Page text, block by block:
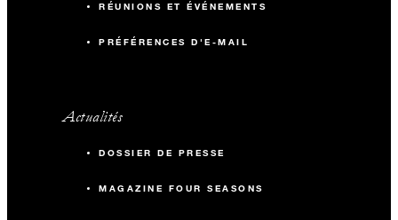
RÉUNIONS ET ÉVÉNEMENTS
PRÉFÉRENCES D'E-MAIL
Actualités
DOSSIER DE PRESSE
MAGAZINE FOUR SEASONS